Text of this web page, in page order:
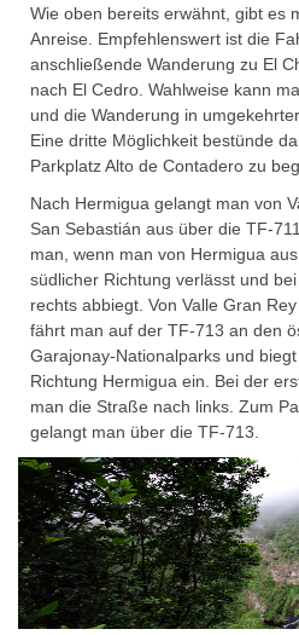
Wie oben bereits erwähnt, gibt es
Anreise. Empfehlenswert ist die
anschließende Wanderung zu El
nach El Cedro. Wahlweise kann
und die Wanderung in
Eine dritte Möglichkeit bestünde
Parkplatz Alto de Contadero zu
Nach Hermigua gelangt man von
San Sebastián aus über die TF-
man, wenn man von Hermigua
südlicher Richtung verlässt und
rechts abbiegt. Von Valle Gran
fährt man auf der TF-713 an den
Garajonay-Nationalparks und
Richtung Hermigua ein. Bei der
man die Straße nach links. Zum
gelangt man über die TF-713.